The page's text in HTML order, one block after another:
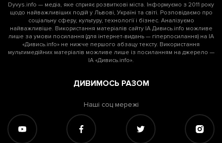
Dyvys.info — медіа, яке сприяє розвиткові міста. Інформуємо з 2011 року
щодо найважливіших подій у Львові, Україні та світі. Розповідаємо про
соціальну сферу, культуру, технології і бізнес. Аналізуємо
найважливіше. Використання матеріалів сайту ІА Дивись.info можливе
лише за умови посилання (для інтернет-видань — гіперпосилання) на ІА
«Дивись.info» не нижче першого абзацу тексту. Використання
мультимедійних матеріалів можливе лише із посиланням на джерело —
ІА «Дивись.info».
ДИВИМОСЬ РАЗОМ
Наші соц мережі